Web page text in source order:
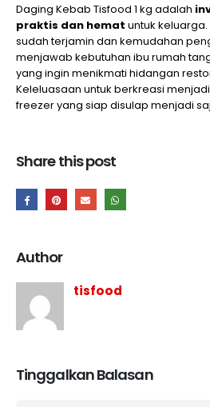
Daging Kebab Tisfood 1 kg adalah
praktis dan hemat untuk
sudah terjamin dan kemudahan
menjawab kebutuhan ibu rumah
yang ingin menikmati hidangan
Keleluasaan untuk berkreasi
freezer yang siap disulap menjadi
Share this post
Author
tisfood
Tinggalkan Balasan